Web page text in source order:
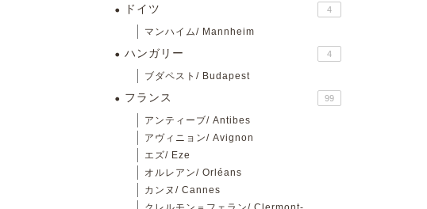
ドイツ 4
マンハイム/ Mannheim
ハンガリー 4
ブダペスト/ Budapest
フランス 99
アンティーブ/ Antibes
アヴィニョン/ Avignon
エズ/ Eze
オルレアン/ Orléans
カンヌ/ Cannes